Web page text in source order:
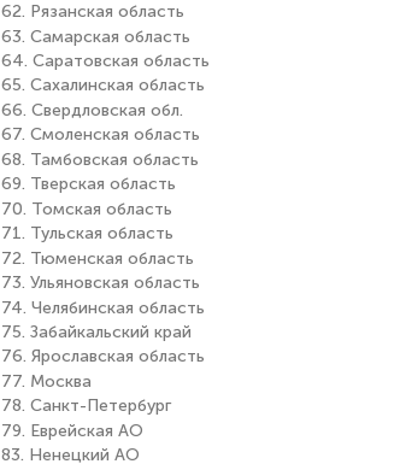
62. Рязанская область
63. Самарская область
64. Саратовская область
65. Сахалинская область
66. Свердловская обл.
67. Смоленская область
68. Тамбовская область
69. Тверская область
70. Томская область
71. Тульская область
72. Тюменская область
73. Ульяновская область
74. Челябинская область
75. Забайкальский край
76. Ярославская область
77. Москва
78. Санкт-Петербург
79. Еврейская АО
83. Ненецкий АО